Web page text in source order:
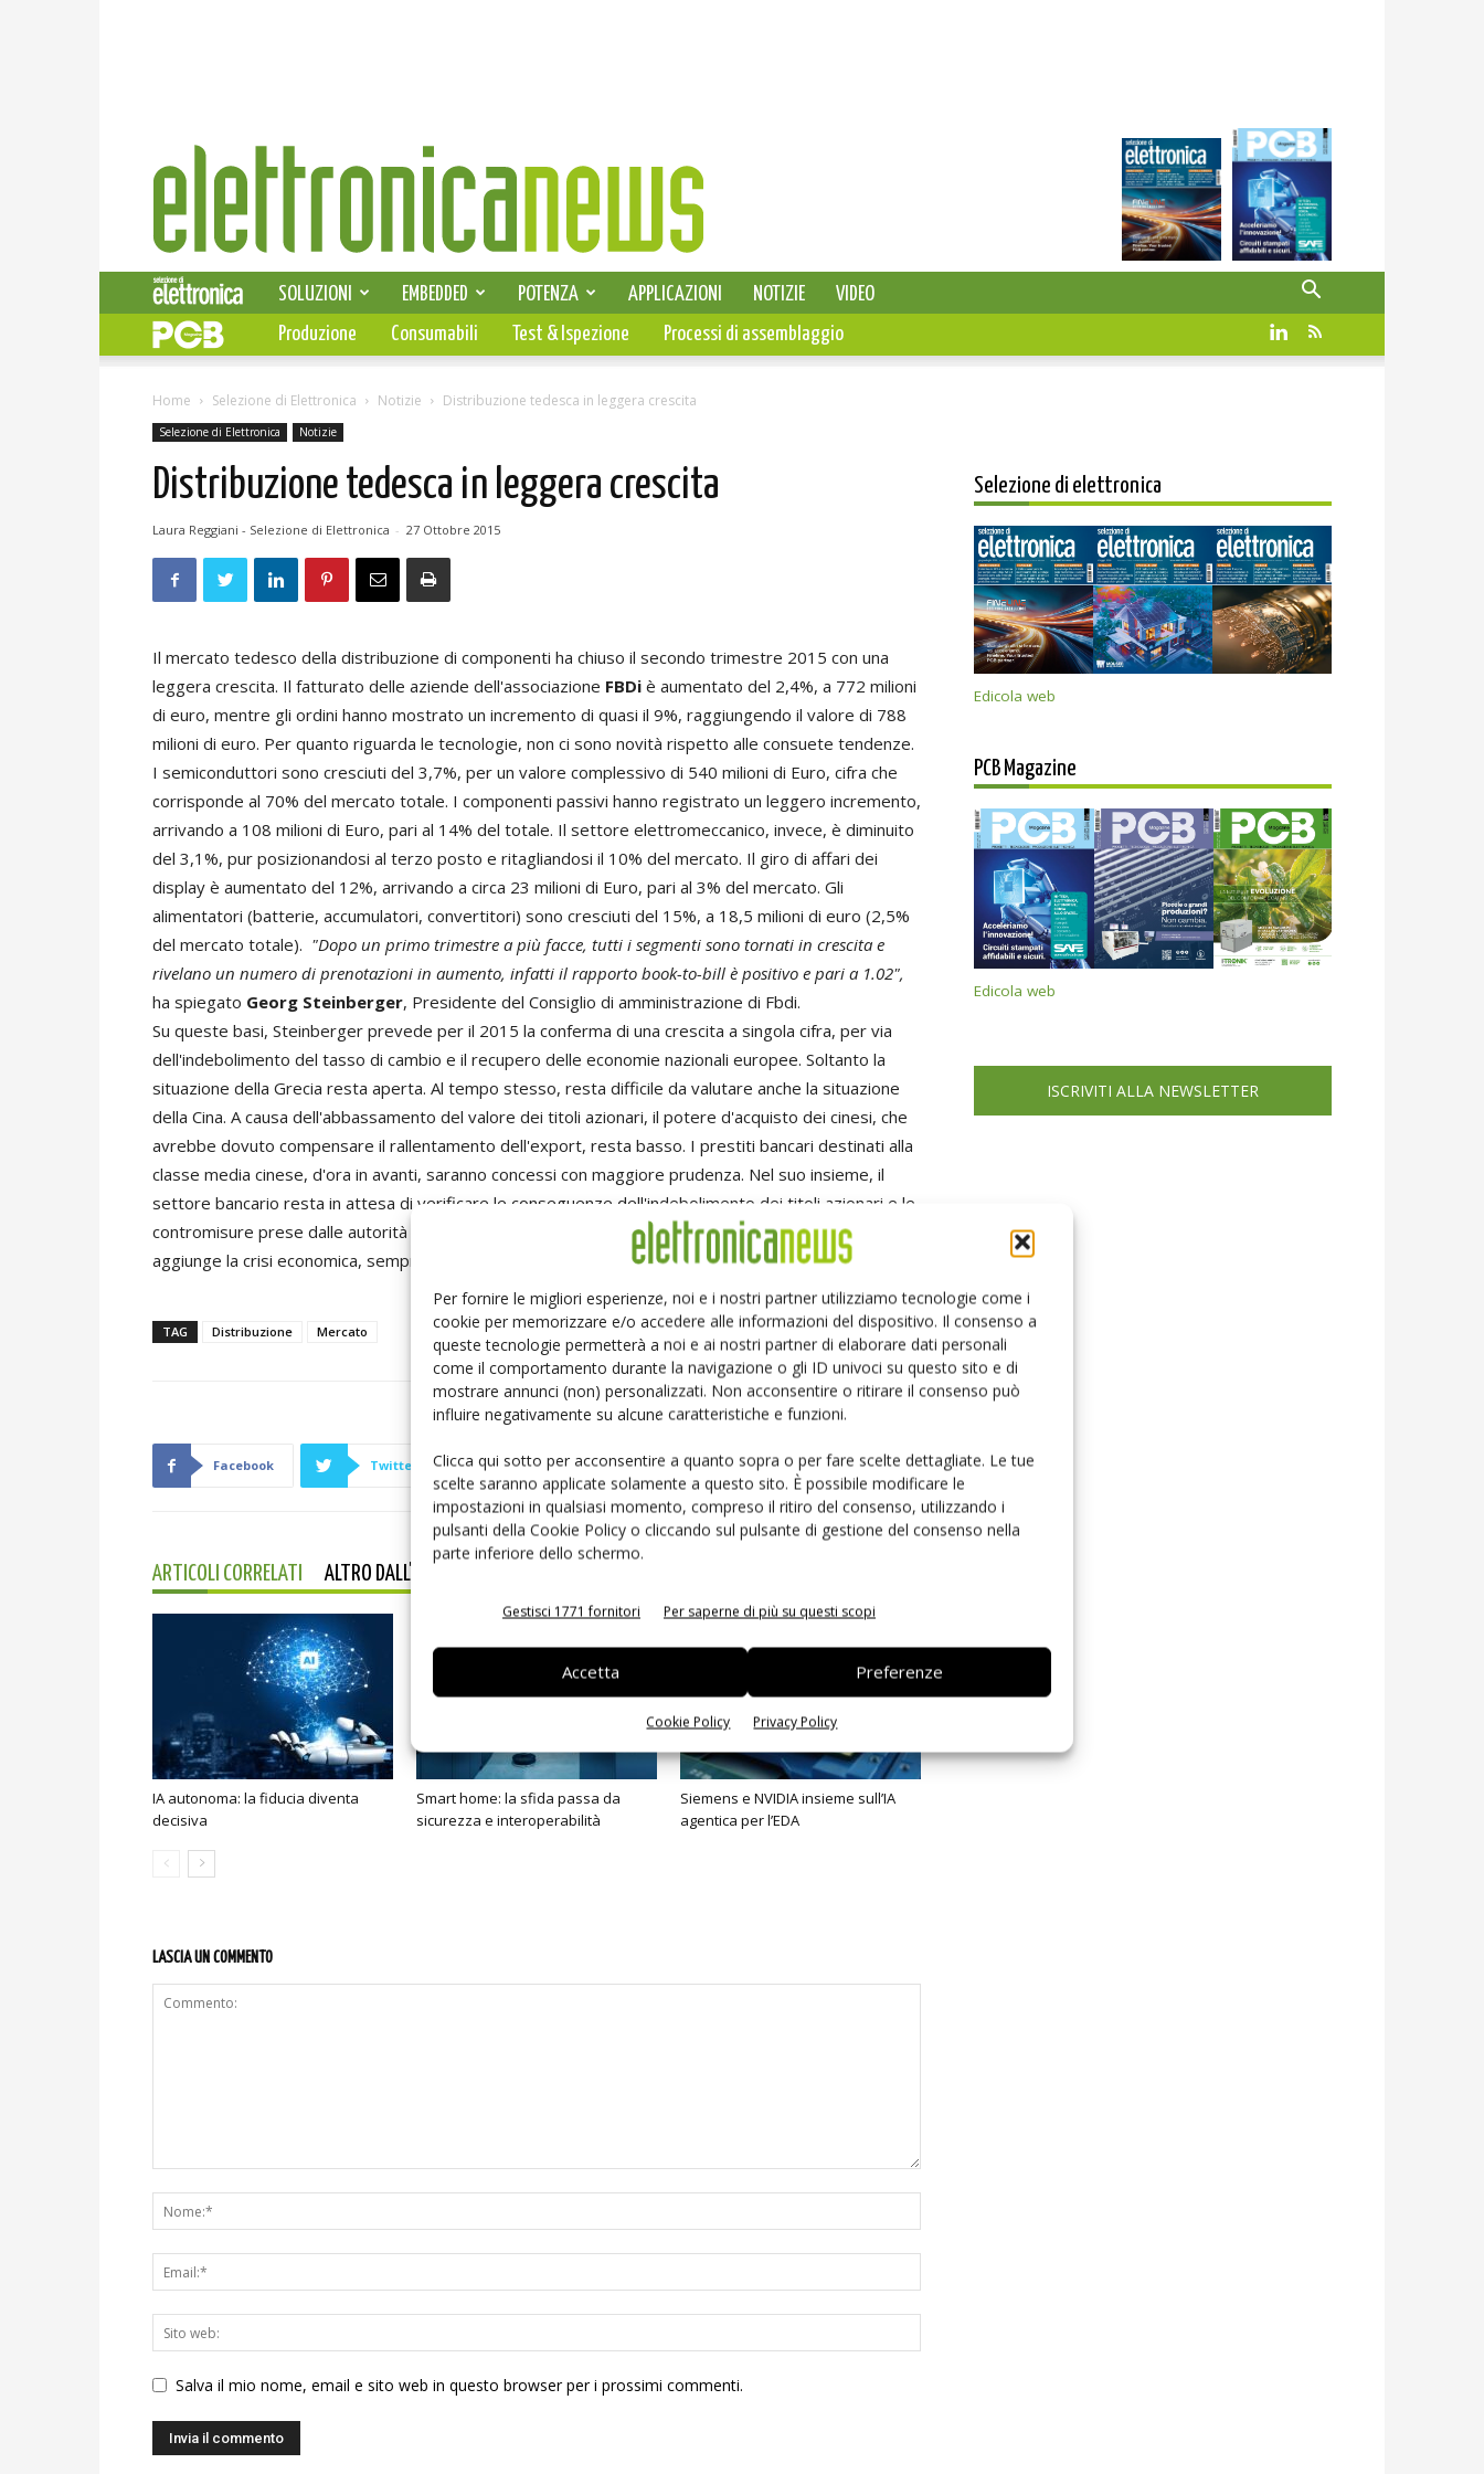
Per fornire le migliori esperienze, noi e i nostri partner utilizziamo tecnologie come i
cookie per memorizzare e/o accedere alle informazioni del dispositivo. Il consenso a
queste tecnologie permetterà a noi e ai nostri partner di elaborare dati personali
come il comportamento durante la navigazione o gli ID univoci su questo sito e di
mostrare annunci (non) personalizzati. Non acconsentire o ritirare il consenso può
influire negativamente su alcune caratteristiche e funzioni.
Clicca qui sotto per acconsentire a quanto sopra o per fare scelte dettagliate. Le tue
scelte saranno applicate solamente a questo sito. È possibile modificare le
impostazioni in qualsiasi momento, compreso il ritiro del consenso, utilizzando i
pulsanti della Cookie Policy o cliccando sul pulsante di gestione del consenso nella
parte inferiore dello schermo.
Gestisci 1771 fornitori Per saperne di più su questi scopi
Accetta Preferenze
Cookie Policy Privacy Policy
Elettronica
News
SELEZIONE DI ELETTRONICA
SOLUZIONI EMBEDDED POTENZA APPLICAZIONI NOTIZIE
VIDEO
PCB
Produzione Consumabili Test & Ispezione Processi di assemblaggio
Home Selezione di Elettronica Notizie Distribuzione tedesca in leggera crescita
Selezione di Elettronica Notizie
Distribuzione tedesca in leggera crescita
Laura Reggiani - Selezione di Elettronica - 27 Ottobre 2015
Il mercato tedesco della distribuzione di componenti ha chiuso il secondo trimestre 2015 con una
leggera crescita. Il fatturato delle aziende dell'associazione FBDi è aumentato del 2,4%, a 772 milioni
di euro, mentre gli ordini hanno mostrato un incremento di quasi il 9%, raggiungendo il valore di 788
milioni di euro. Per quanto riguarda le tecnologie, non ci sono novità rispetto alle consuete tendenze.
I semiconduttori sono cresciuti del 3,7%, per un valore complessivo di 540 milioni di Euro, cifra che
corrisponde al 70% del mercato totale. I componenti passivi hanno registrato un leggero incremento,
arrivando a 108 milioni di Euro, pari al 14% del totale. Il settore elettromeccanico, invece, è diminuito
del 3,1%, pur posizionandosi al terzo posto e ritagliandosi il 10% del mercato. Il giro di affari dei
display è aumentato del 12%, arrivando a circa 23 milioni di Euro, pari al 3% del mercato. Gli
alimentatori (batterie, accumulatori, convertitori) sono cresciuti del 15%, a 18,5 milioni di euro (2,5%
del mercato totale). "Dopo un primo trimestre a più facce, tutti i segmenti sono tornati in crescita e
rivelano un numero di prenotazioni in aumento, infatti il rapporto book-to-bill è positivo e pari a 1.02",
ha spiegato Georg Steinberger, Presidente del Consiglio di amministrazione di Fbdi.
Su queste basi, Steinberger prevede per il 2015 la conferma di una crescita a singola cifra, per via
dell'indebolimento del tasso di cambio e il recupero delle economie nazionali europee. Soltanto la
situazione della Grecia resta aperta. Al tempo stesso, resta difficile da valutare anche la situazione
della Cina. A causa dell'abbassamento del valore dei titoli azionari, il potere d'acquisto dei cinesi, che
avrebbe dovuto compensare il rallentamento dell'export, resta basso. I prestiti bancari destinati alla
classe media cinese, d'ora in avanti, saranno concessi con maggiore prudenza. Nel suo insieme, il
settore bancario resta in attesa di verificare le conseguenze dell'indebolimento dei titoli azionari e le
contromisure prese dalle autorità governative. A tutto ciò, sullo scacchiere internazionale, si
aggiunge la crisi economica, sempre più evidente, che sta colpendo la Russia.
TAG Distribuzione Mercato
Facebook Twitter Linkedin Pinterest Email
ARTICOLI CORRELATI ALTRO DALL'AUTORE
IA autonoma: la fiducia diventa
decisiva
Smart home: la sfida passa da
sicurezza e interoperabilità
Siemens e NVIDIA insieme sull’IA
agentica per l’EDA
LASCIA UN COMMENTO
Salva il mio nome, email e sito web in questo browser per i prossimi commenti.
Selezione di elettronica
Edicola web
PCB Magazine
Edicola web
ISCRIVITI ALLA NEWSLETTER